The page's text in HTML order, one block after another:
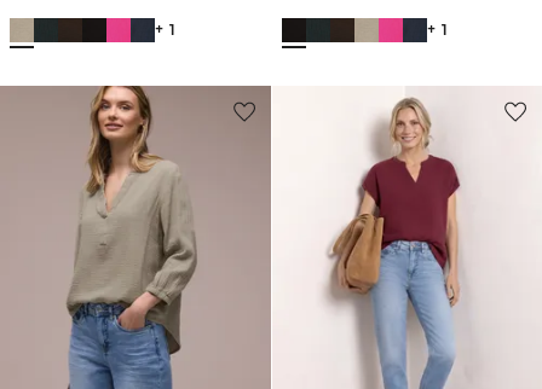
+ 1 + 1